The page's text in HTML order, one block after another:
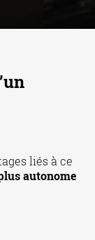
liés à ce
autonome